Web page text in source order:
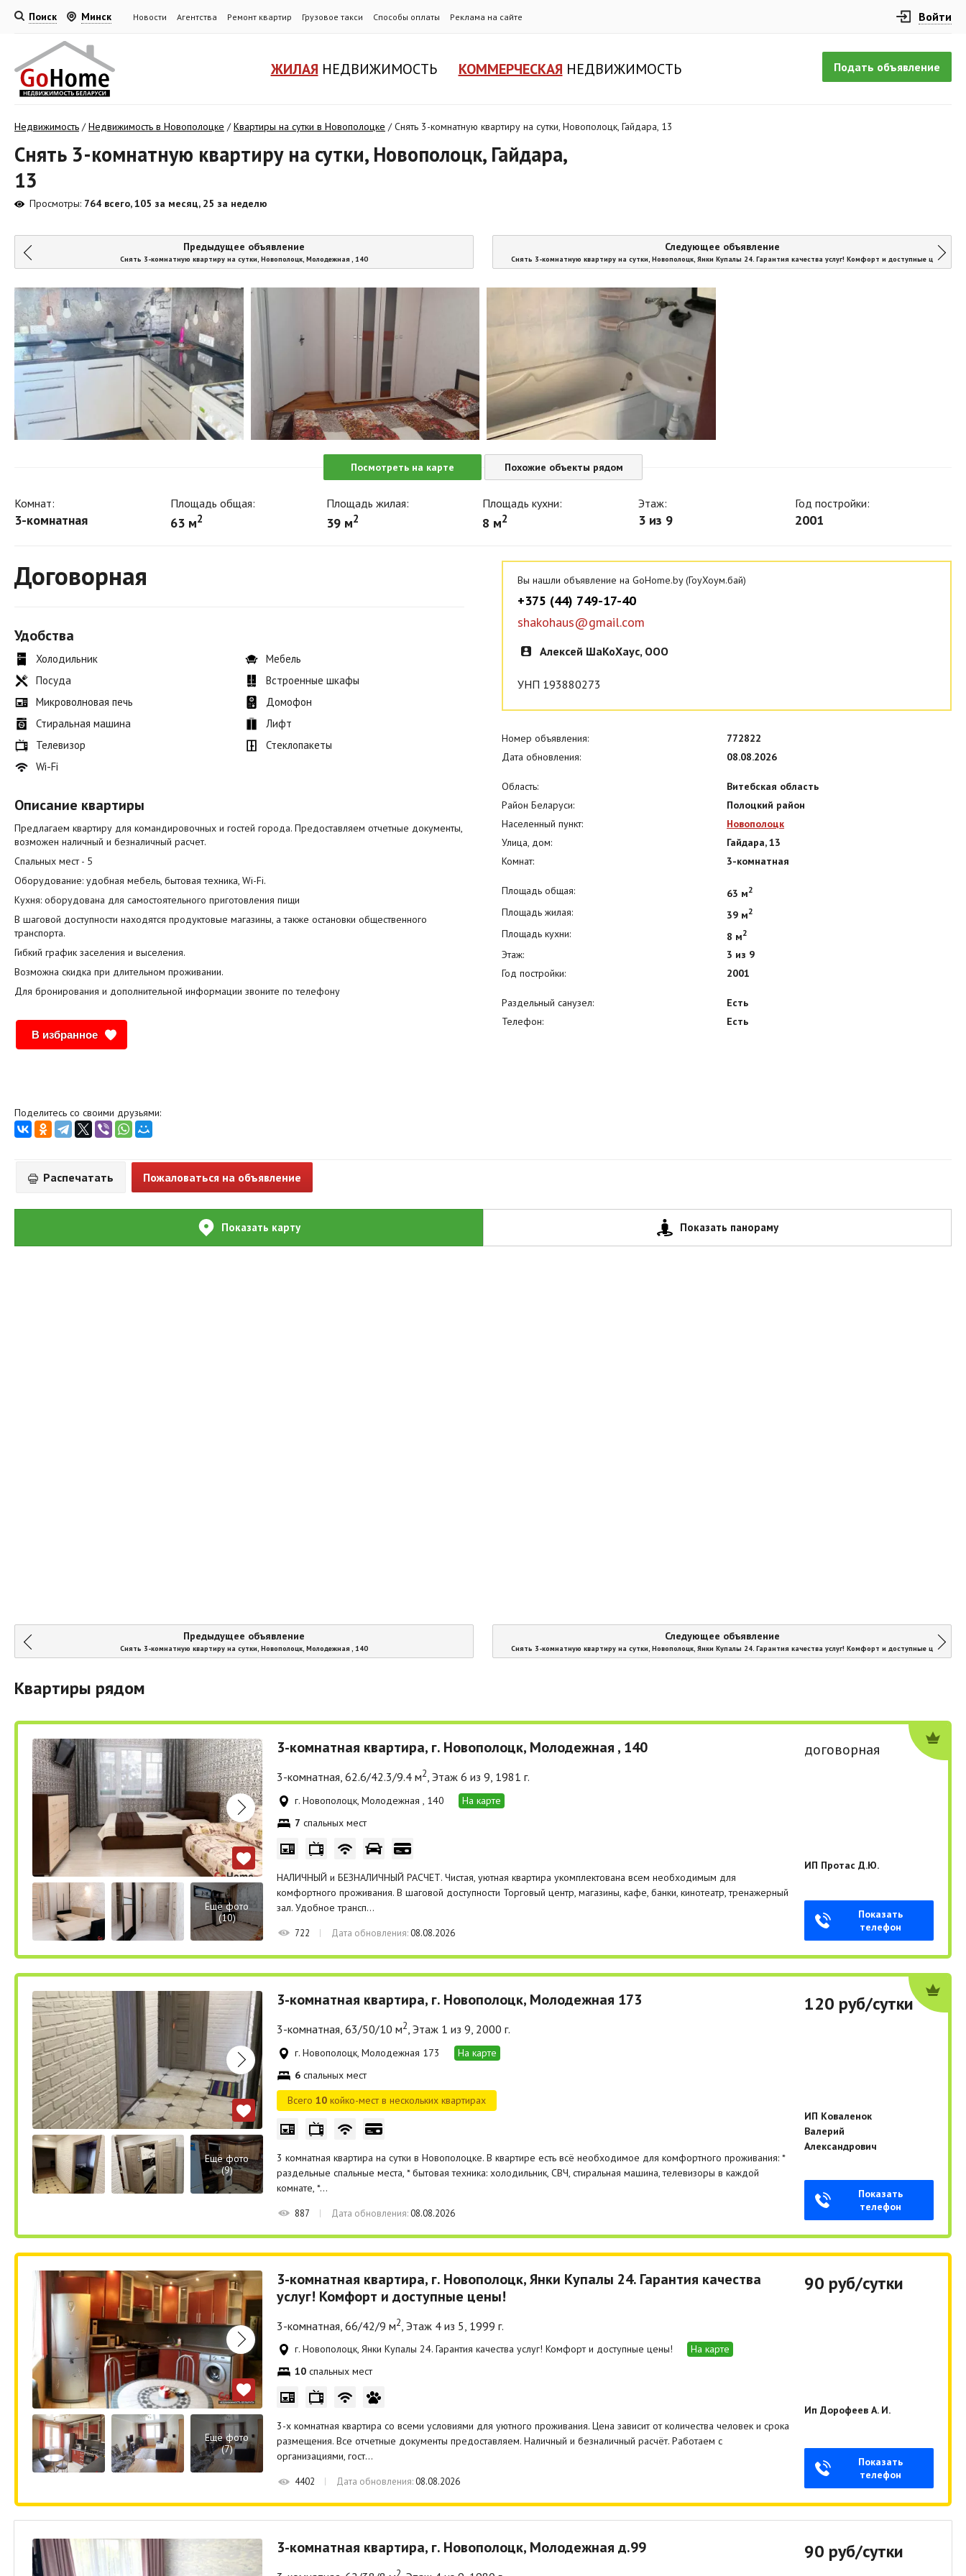
Поиск Минск Новости Агентства Ремонт квартир Грузовое такси Способы оплаты Реклама на сайте Войти
Подать объявление
ЖИЛАЯ НЕДВИЖИМОСТЬ КОММЕРЧЕСКАЯ НЕДВИЖИМОСТЬ
Недвижимость /Недвижимость в Новополоцке /Квартиры на сутки в Новополоцке /Снять 3-комнатную квартиру на сутки, Новополоцк, Гайдара, 13
Снять 3-комнатную квартиру на сутки, Новополоцк, Гайдара,
13
Просмотры: 764 всего, 105 за месяц, 25 за неделю
Предыдущее объявление
Снять 3-комнатную квартиру на сутки, Новополоцк, Молодежная , 140
Следующее объявление
Снять 3-комнатную квартиру на сутки, Новополоцк, Янки Купалы 24. Гарантия качества услуг! Комфорт и доступные цены!
Посмотреть на карте Похожие объекты рядом
Комнат:
3-комнатная
Площадь общая:
63 м2
Площадь жилая:
39 м2
Площадь кухни:
8 м2
Этаж:
3 из 9
Год постройки:
2001
Договорная
Удобства
Холодильник
Посуда
Микроволновая печь
Стиральная машина
Телевизор
Wi-Fi
Мебель
Встроенные шкафы
Домофон
Лифт
Стеклопакеты
Описание квартиры
Предлагаем квартиру для командировочных и гостей города. Предоставляем отчетные документы,
возможен наличный и безналичный расчет.
Спальных мест - 5
Оборудование: удобная мебель, бытовая техника, Wi-Fi.
Кухня: оборудована для самостоятельного приготовления пищи
В шаговой доступности находятся продуктовые магазины, а также остановки общественного
транспорта.
Гибкий график заселения и выселения.
Возможна скидка при длительном проживании.
Для бронирования и дополнительной информации звоните по телефону
В избранное
Вы нашли объявление на GoHome.by (ГоуХоум.бай)
+375 (44) 749-17-40
shakohaus@gmail.com
Алексей ШаКоХаус, ООО
УНП 193880273
Номер объявления:
772822
Дата обновления:
08.08.2026
Область:
Витебская область
Район Беларуси:
Полоцкий район
Населенный пункт:
Новополоцк
Улица, дом:
Гайдара, 13
Комнат:
3-комнатная
Площадь общая: 63 м2
Площадь жилая: 39 м2
Площадь кухни: 8 м2
Этаж:
3 из 9
Год постройки:
2001
Раздельный санузел:
Есть
Телефон:
Есть
Поделитесь со своими друзьями:
Распечатать Пожаловаться на объявление
Показать карту Показать панораму
Предыдущее объявление
Снять 3-комнатную квартиру на сутки, Новополоцк, Молодежная , 140
Следующее объявление
Снять 3-комнатную квартиру на сутки, Новополоцк, Янки Купалы 24. Гарантия качества услуг! Комфорт и доступные цены!
Квартиры рядом
Ещё фото
(10)
3-комнатная квартира, г. Новополоцк, Молодежная , 140
3-комнатная, 62.6/42.3/9.4 м2, Этаж 6 из 9, 1981 г.
г. Новополоцк, Молодежная , 140
На карте
7 спальных мест
НАЛИЧНЫЙ и БЕЗНАЛИЧНЫЙ РАСЧЕТ. Чистая, уютная квартира укомплектована всем необходимым для
комфортного проживания. В шаговой доступности Торговый центр, магазины, кафе, банки, кинотеатр, тренажерный
зал. Удобное трансп…
722 Дата обновления:08.08.2026
договорная
ИП Протас Д.Ю.
Показать
телефон
Ещё фото
(9)
3-комнатная квартира, г. Новополоцк, Молодежная 173
3-комнатная, 63/50/10 м2, Этаж 1 из 9, 2000 г.
г. Новополоцк, Молодежная 173
На карте
6 спальных мест
Всего 10 койко-мест в нескольких квартирах
3 комнатная квартира на сутки в Новополоцке. В квартире есть всё необходимое для комфортного проживания: *
раздельные спальные места, * бытовая техника: холодильник, СВЧ, стиральная машина, телевизоры в каждой
комнате, *…
887 Дата обновления:08.08.2026
120 руб/сутки
ИП Коваленок
Валерий
Александрович
Показать
телефон
Ещё фото
(7)
3-комнатная квартира, г. Новополоцк, Янки Купалы 24. Гарантия качества
услуг! Комфорт и доступные цены!
3-комнатная, 66/42/9 м2, Этаж 4 из 5, 1999 г.
г. Новополоцк, Янки Купалы 24. Гарантия качества услуг! Комфорт и доступные цены!
На карте
10 спальных мест
3-х комнатная квартира со всеми условиями для уютного проживания. Цена зависит от количества человек и срока
размещения. Все отчетные документы предоставляем. Наличный и безналичный расчёт. Работаем с
организациями, гост…
4402 Дата обновления:08.08.2026
90 руб/сутки
Ип Дорофеев А. И.
Показать
телефон
3-комнатная квартира, г. Новополоцк, Молодежная д.99
2
90 руб/сутки